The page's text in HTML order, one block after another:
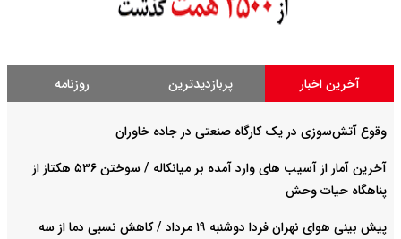
آخرین اخبار پربازدیدترین روزنامه
وقوع آتش‌سوزی در یک کارگاه صنعتی در جاده خاوران
آخرین آمار از آسیب های وارد آمده بر میانکاله / سوختن ۵۳۶ هکتاز از
پناهگاه حیات وحش
پیش بینی هوای نهران فردا دوشنبه ۱۹ مرداد / کاهش نسبی دما از سه